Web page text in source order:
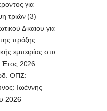
για
τριών (3)
Δίκαιου για
πράξης
εμπειρίας στο
Έτος 2026
ΟΠΣ:
Ιωάννης
2026